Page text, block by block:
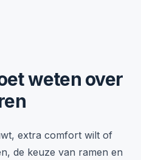
weten over
extra comfort wilt of
de keuze van ramen en